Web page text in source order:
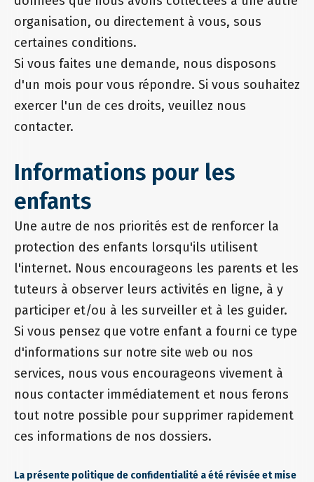
organisation, ou directement à vous, sous
certaines conditions.
Si vous faites une demande, nous disposons
d'un mois pour vous répondre. Si vous souhaitez
exercer l'un de ces droits, veuillez nous
contacter.
Informations pour les
enfants
Une autre de nos priorités est de renforcer la
protection des enfants lorsqu'ils utilisent
l'internet. Nous encourageons les parents et les
tuteurs à observer leurs activités en ligne, à y
participer et/ou à les surveiller et à les guider.
Si vous pensez que votre enfant a fourni ce type
d'informations sur notre site web ou nos
services, nous vous encourageons vivement à
nous contacter immédiatement et nous ferons
tout notre possible pour supprimer rapidement
ces informations de nos dossiers.
La présente politique de confidentialité a été révisée et mise